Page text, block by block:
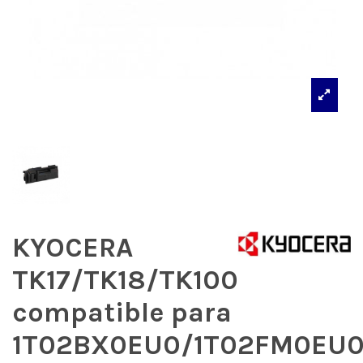
KYOCERA
TK17/TK18/TK100
compatible para
1T02BX0EU0/